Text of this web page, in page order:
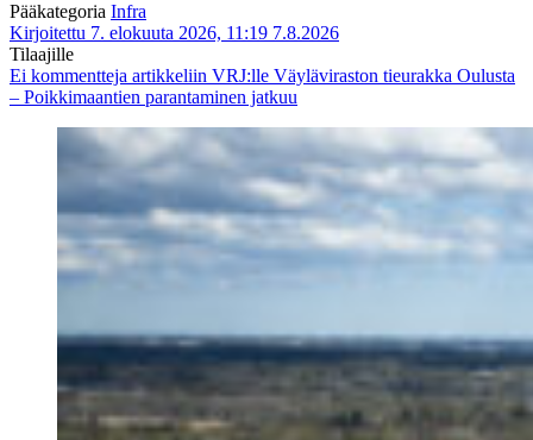
Pääkategoria Infra
Kirjoitettu 7. elokuuta 2026, 11:19 7.8.2026
Tilaajille
Ei kommentteja artikkeliin VRJ:lle Väyläviraston tieurakka Oulusta
– Poikkimaantien parantaminen jatkuu